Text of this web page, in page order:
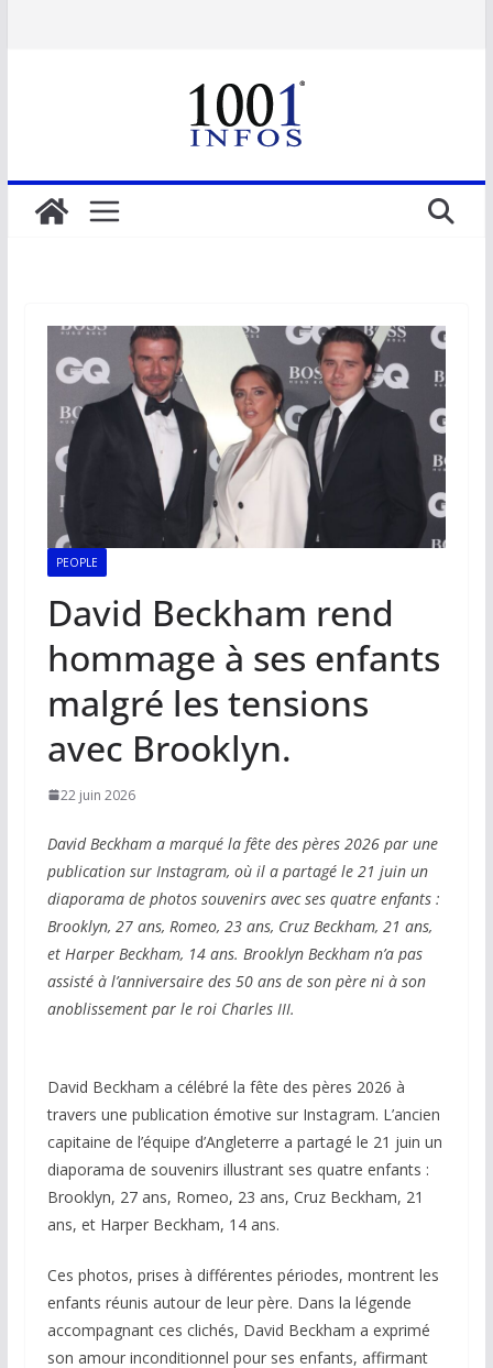
PEOPLE
David Beckham rend
hommage à ses enfants
malgré les tensions
avec Brooklyn.
22 juin 2026
David Beckham a marqué la fête des pères 2026 par une
publication sur Instagram, où il a partagé le 21 juin un
diaporama de photos souvenirs avec ses quatre enfants :
Brooklyn, 27 ans, Romeo, 23 ans, Cruz Beckham, 21 ans,
et Harper Beckham, 14 ans. Brooklyn Beckham n’a pas
assisté à l’anniversaire des 50 ans de son père ni à son
anoblissement par le roi Charles III.
David Beckham a célébré la fête des pères 2026 à
travers une publication émotive sur Instagram. L’ancien
capitaine de l’équipe d’Angleterre a partagé le 21 juin un
diaporama de souvenirs illustrant ses quatre enfants :
Brooklyn, 27 ans, Romeo, 23 ans, Cruz Beckham, 21
ans, et Harper Beckham, 14 ans.
Ces photos, prises à différentes périodes, montrent les
enfants réunis autour de leur père. Dans la légende
accompagnant ces clichés, David Beckham a exprimé
son amour inconditionnel pour ses enfants, affirmant